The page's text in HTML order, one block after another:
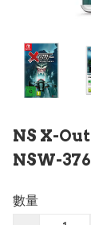
NS X-
NSW-
數量